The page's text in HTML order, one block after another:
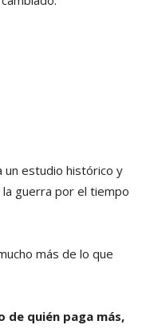
un estudio histórico y
guerra por el tiempo
más de lo que
de quién paga más,